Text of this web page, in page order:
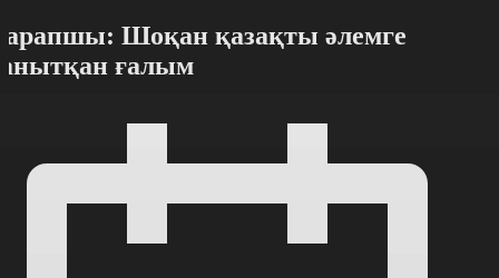
Шоқан қазақты әлемге
ғалым